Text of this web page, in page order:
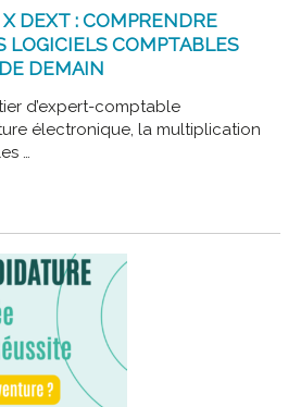
DEXT : COMPRENDRE
LOGICIELS COMPTABLES
DEMAIN
d’expert-comptable
électronique, la multiplication
…